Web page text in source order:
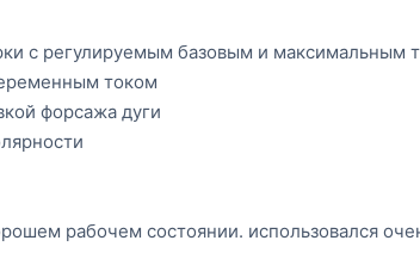
с регулируемым базовым и максимальным
током
форсажа дуги
рабочем состоянии. использовался